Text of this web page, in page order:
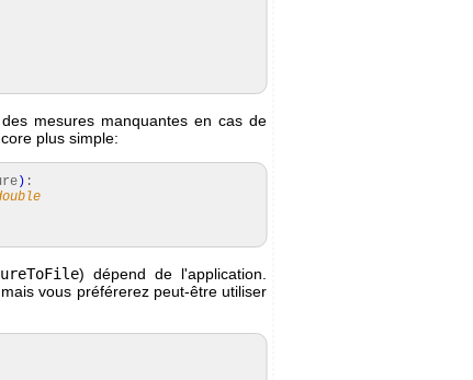
mesures manquantes en cas de
plus simple:
) :
) dépend de l'application.
vous préférerez peut-être utiliser